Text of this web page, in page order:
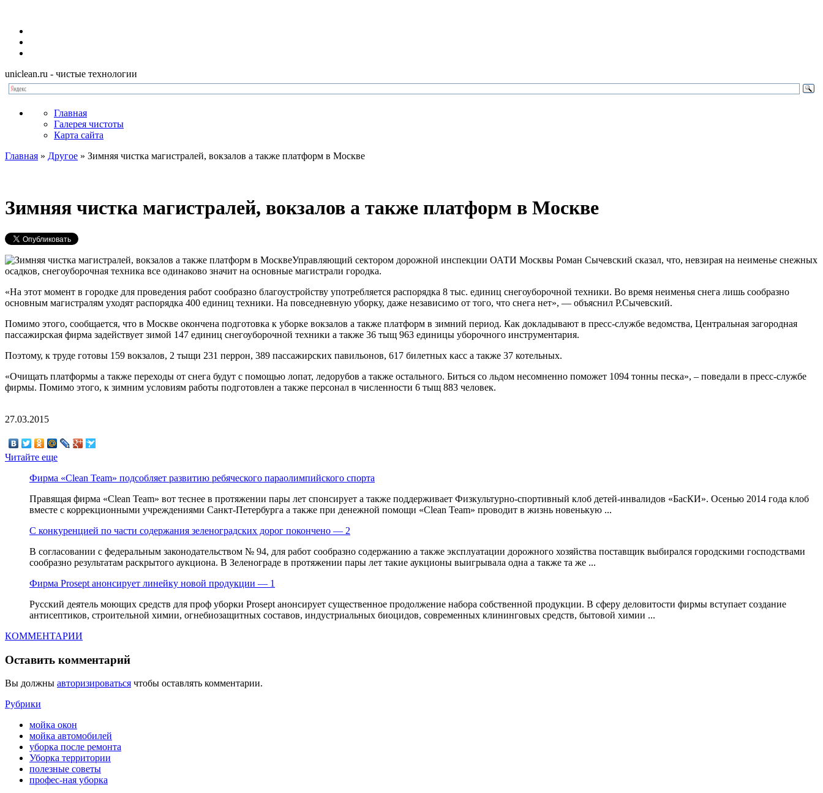
uniclean.ru - чистые технологии
Главная
Галерея чистоты
Карта сайта
Главная » Другое » Зимняя чистка магистралей, вокзалов а также платформ в Москве
Зимняя чистка магистралей, вокзалов а также платформ в Москве
Управляющий сектором дорожной инспекции ОАТИ Москвы Роман Сычевский сказал, что, невзирая на неименье снежных
осадков, снегоуборочная техника все одинаково значит на основные магистрали городка.
«На этот момент в городке для проведения работ сообразно благоустройству употребляется распорядка 8 тыс. единиц снегоуборочной техники. Во время неименья снега лишь сообразно
основным магистралям уходят распорядка 400 единиц техники. На повседневную уборку, даже независимо от того, что снега нет», — объяснил Р.Сычевский.
Помимо этого, сообщается, что в Москве окончена подготовка к уборке вокзалов а также платформ в зимний период. Как докладывают в пресс-службе ведомства, Центральная загородная
пассажирская фирма задействует зимой 147 единиц снегоуборочной техники а также 36 тыщ 963 единицы уборочного инструментария.
Поэтому, к труде готовы 159 вокзалов, 2 тыщи 231 перрон, 389 пассажирских павильонов, 617 билетных касс а также 37 котельных.
«Очищать платформы а также переходы от снега будут с помощью лопат, ледорубов а также остального. Биться со льдом несомненно поможет 1094 тонны песка», – поведали в пресс-службе
фирмы. Помимо этого, к зимним условиям работы подготовлен а также персонал в численности 6 тыщ 883 человек.
27.03.2015
Читайте еще
Фирма «Clean Team» подсобляет развитию ребяческого параолимпийского спорта
Правящая фирма «Clean Team» вот теснее в протяжении пары лет спонсирует а также поддерживает Физкультурно-спортивный клоб детей-инвалидов «БасКИ». Осенью 2014 года клоб
вместе с коррекционными учреждениями Санкт-Петербурга а также при денежной помощи «Clean Team» проводит в жизнь новенькую ...
С конкуренцией по части содержания зеленоградских дорог покончено — 2
В согласовании с федеральным законодательством № 94, для работ сообразно содержанию а также эксплуатации дорожного хозяйства поставщик выбирался городскими господствами
сообразно результатам раскрытого аукциона. В Зеленограде в протяжении пары лет такие аукционы выигрывала одна а также та же ...
Фирма Prosept анонсирует линейку новой продукции — 1
Русский деятель моющих средств для проф уборки Prosept анонсирует существенное продолжение набора собственной продукции. В сферу деловитости фирмы вступает создание
антисептиков, строительной химии, огнебиозащитных составов, индустриальных биоцидов, современных клининговых средств, бытовой химии ...
КОММЕНТАРИИ
Оставить комментарий
Вы должны авторизироваться чтобы оставлять комментарии.
Рубрики
мойка окон
мойка автомобилей
уборка после ремонта
Уборка территории
полезные советы
профес-ная уборка